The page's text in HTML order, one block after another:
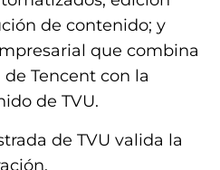
de contenido; y
que combina
Tencent con la
de TVU.
de TVU valida la